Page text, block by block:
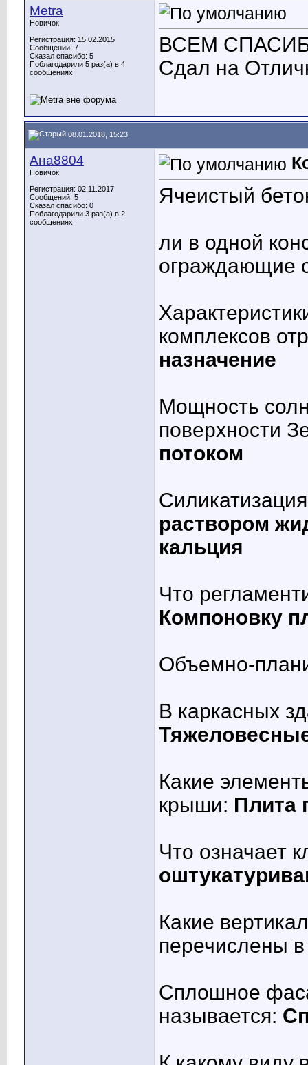
Metra
Новичок
Регистрация: 15.02.2015
Сообщений: 7
Сказал спасибо: 5
Поблагодарили 5 раз(а) в 4
сообщениях
ВСЕМ
Сдал на
08.01.2018, 15:23
Ана8804
Новичок
Регистрация: 02.11.2017
Сообщений: 5
Сказал спасибо: 0
Поблагодарили 3 раз(а) в 2
сообщениях
Ячеистый
ли в одной
ограждающие
комплексов
назначение
Мощность
поверхности
потоком
раствором
кальция
Что
Компоновку
Объемно-
В каркасных
Какие
крыши: Плита
Что означает
Какие
перечислены
Сплошное
называется: